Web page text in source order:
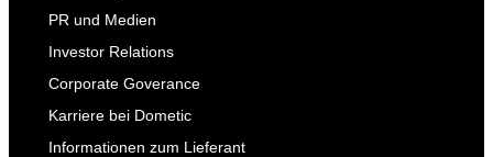
PR und Medien
Investor Relations
Corporate Goverance
Karriere bei Dometic
Informationen zum Lieferant